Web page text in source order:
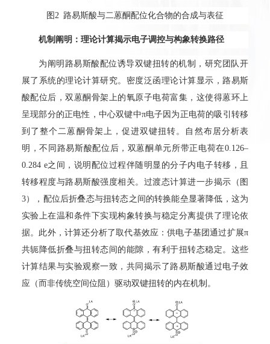
图2 路易斯酸与二蒽酮配位化合物的合成与表征
机制阐明：理论计算揭示电子调控与构象转换路径
为阐明路易斯酸配位诱导双键扭转的机制，研究团队开
展了系统的理论计算研究。密度泛函理论计算显示，路易斯
酸配位后，双蒽酮骨架上的氧原子电荷富集，这使得蒽环上
呈现部分的正电性，中心双键中π电子因为正电荷的吸引转移
到了整个二蒽酮骨架上，促进双键扭转。自然布居分析表
明，不同路易斯酸配位后，双蒽酮单元所带正电荷在0.126–
0.284 e之间，说明配位过程伴随明显的分子内电子转移，且
转移程度与路易斯酸强度相关。过渡态计算进一步揭示（图
3），配位后折叠态与扭转态之间的转换能垒显著降低，这为
实验上在温和条件下实现构象转换与稳定分离提供了理论依
据。此外，计算还分析了取代基效应：供电子基团通过扩展π
共轭降低折叠与扭转态间的能隙，有利于扭转态稳定。这些
计算结果与实验观察一致，共同揭示了路易斯酸通过电子效
应（而非传统空间位阻）驱动双键扭转的内在机制。